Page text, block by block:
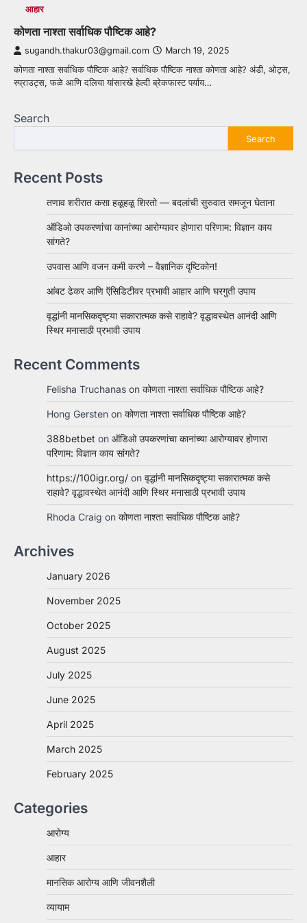
आहार
कोणता नाश्ता सर्वाधिक पौष्टिक आहे?
sugandh.thakur03@gmail.com March 19, 2025
कोणता नाश्ता सर्वाधिक पौष्टिक आहे? सर्वाधिक पौष्टिक नाश्ता कोणता आहे? अंडी, ओट्स,
स्प्राउट्स, फळे आणि दलिया यांसारखे हेल्दी ब्रेकफास्ट पर्याय…
Search
Search
Recent Posts
तणाव शरीरात कसा हळूहळू शिरतो — बदलांची सुरुवात समजून घेताना
ऑडिओ उपकरणांचा कानांच्या आरोग्यावर होणारा परिणाम: विज्ञान काय
सांगते?
उपवास आणि वजन कमी करणे – वैज्ञानिक दृष्टिकोन!
आंबट ढेकर आणि ऍसिडिटीवर प्रभावी आहार आणि घरगुती उपाय
वृद्धांनी मानसिकदृष्ट्या सकारात्मक कसे राहावे? वृद्धावस्थेत आनंदी आणि
स्थिर मनासाठी प्रभावी उपाय
Recent Comments
Felisha Truchanas on कोणता नाश्ता सर्वाधिक पौष्टिक आहे?
Hong Gersten on कोणता नाश्ता सर्वाधिक पौष्टिक आहे?
388betbet on ऑडिओ उपकरणांचा कानांच्या आरोग्यावर होणारा
परिणाम: विज्ञान काय सांगते?
https://100igr.org/ on वृद्धांनी मानसिकदृष्ट्या सकारात्मक कसे
राहावे? वृद्धावस्थेत आनंदी आणि स्थिर मनासाठी प्रभावी उपाय
Rhoda Craig on कोणता नाश्ता सर्वाधिक पौष्टिक आहे?
Archives
January 2026
November 2025
October 2025
August 2025
July 2025
June 2025
April 2025
March 2025
February 2025
Categories
आरोग्य
आहार
मानसिक आरोग्य आणि जीवनशैली
व्यायाम